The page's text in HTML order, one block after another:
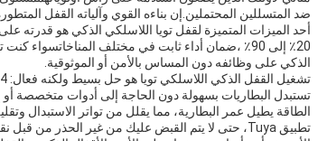
ضد المتسللين المحتملين.إن بناءه القوي وآلياته القفل
أحد الميزات المتميزة لقفل تويا اللاسلكي الذكي هو قدرته
20٪ إلى 90٪ ،ضمان أداء ثابت في مختلف
الذكي على وظائفه دون المساس بالأمن أو الموثوقية.
تستبدل البطاريات بسهولة دون الحاجة إلى أدوات متخصصة
الطاقة يطيل عمر البطارية، مما يقلل من تواتر الاستبدال
تطبيق Tuya، حتى لا يتم القبض عليك من غير الحذر من قبل نقص الطاقة التي يمكن أن تعرض أمنك للخطر.